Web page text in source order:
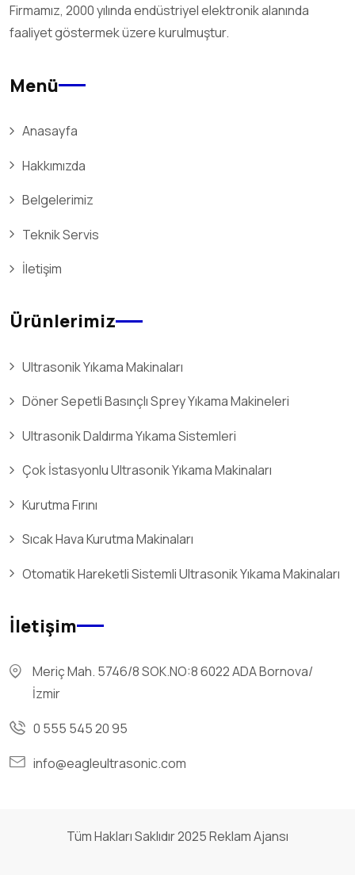
Firmamız, 2000 yılında endüstriyel elektronik alanında
faaliyet göstermek üzere kurulmuştur.
Menü
Anasayfa
Hakkımızda
Belgelerimiz
Teknik Servis
İletişim
Ürünlerimiz
Ultrasonik Yıkama Makinaları
Döner Sepetli Basınçlı Sprey Yıkama Makineleri
Ultrasonik Daldırma Yıkama Sistemleri
Çok İstasyonlu Ultrasonik Yıkama Makinaları
Kurutma Fırını
Sıcak Hava Kurutma Makinaları
Otomatik Hareketli Sistemli Ultrasonik Yıkama Makinaları
İletişim
Meriç Mah. 5746/8 SOK.NO:8 6022 ADA Bornova/
İzmir
0 555 545 20 95
info@eagleultrasonic.com
Tüm Hakları Saklıdır 2025Reklam Ajansı